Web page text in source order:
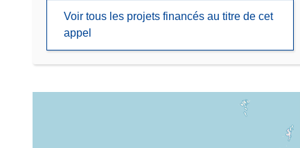
Voir tous les projets financés au titre de cet
appel